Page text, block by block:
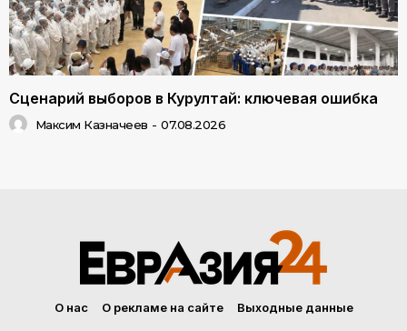
Сценарий выборов в Курултай: ключевая ошибка
Максим Казначеев - 07.08.2026
О нас О рекламе на сайте Выходные данные